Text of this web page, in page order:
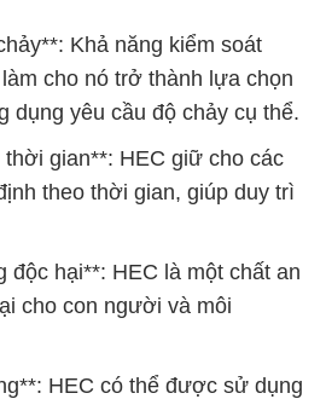
Khả năng kiểm soát
cho nó trở thành lựa chọn
dụng yêu cầu độ chảy cụ thể.
gian**: HEC giữ cho các
theo thời gian, giúp duy trì
độc hại**: HEC là một chất an
cho con người và môi
HEC có thể được sử dụng